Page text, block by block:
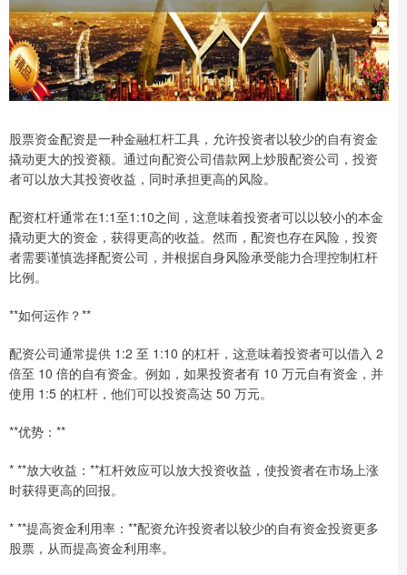
股票资金配资是一种金融杠杆工具，允许投资者以较少的自有资金
撬动更大的投资额。通过向配资公司借款网上炒股配资公司，投资
者可以放大其投资收益，同时承担更高的风险。
配资杠杆通常在1:1至1:10之间，这意味着投资者可以以较小的本金
撬动更大的资金，获得更高的收益。然而，配资也存在风险，投资
者需要谨慎选择配资公司，并根据自身风险承受能力合理控制杠杆
比例。
**如何运作？**
配资公司通常提供 1:2 至 1:10 的杠杆，这意味着投资者可以借入 2
倍至 10 倍的自有资金。例如，如果投资者有 10 万元自有资金，并
使用 1:5 的杠杆，他们可以投资高达 50 万元。
**优势：**
* **放大收益：**杠杆效应可以放大投资收益，使投资者在市场上涨
时获得更高的回报。
* **提高资金利用率：**配资允许投资者以较少的自有资金投资更多
股票，从而提高资金利用率。